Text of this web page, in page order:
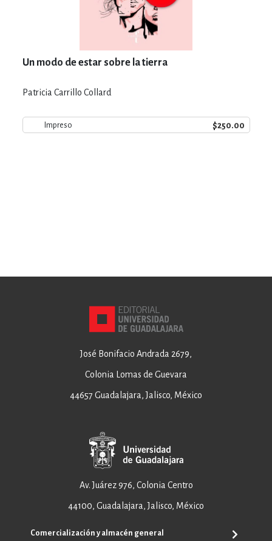
Un modo de estar sobre la tierra
Patricia Carrillo Collard
Impreso $250.00
José Bonifacio Andrada 2679,
Colonia Lomas de Guevara
44657 Guadalajara, Jalisco, México
Av. Juárez 976, Colonia Centro
44100, Guadalajara, Jalisco, México
Comercialización y almacén general